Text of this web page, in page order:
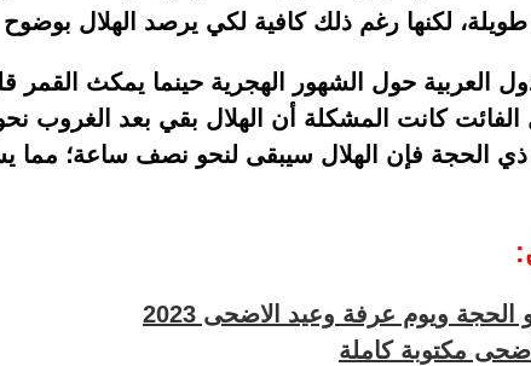
لكنها رغم ذلك كافية لكي يرصد الهلال بوضوح
العربية حول الشهور الهجرية حينما يمكث القمر
الفائت كانت المشكلة أن الهلال بقي بعد الغروب
ذي الحجة فإن الهلال سيبقى لنحو نصف ساعة؛ مما
ويوم عرفة وعيد الاضحى 2023
مكتوبة كاملة